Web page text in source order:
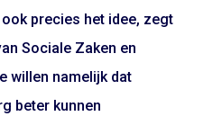
precies het idee, zegt
Sociale Zaken en
willen namelijk dat
beter kunnen